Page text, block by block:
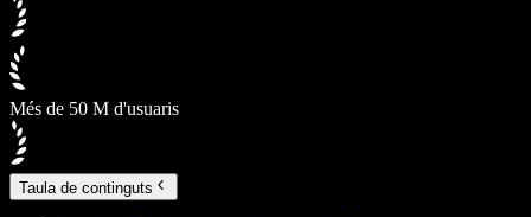
Més de 50 M d'usuaris
Taula de continguts